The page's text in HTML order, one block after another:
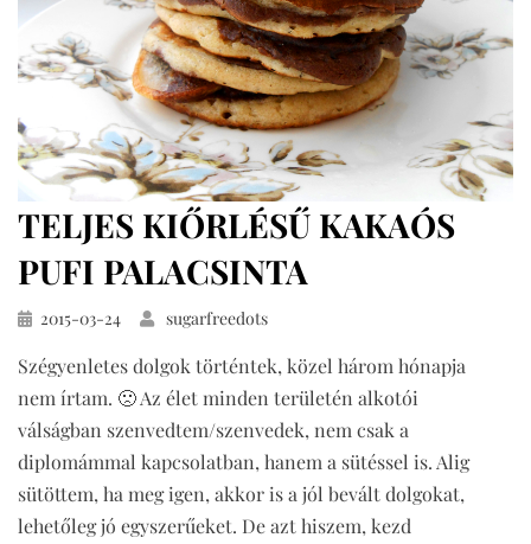
TELJES KIŐRLÉSŰ KAKAÓS
PUFI PALACSINTA
Közzétéve
2015-03-24 sugarfreedots
Szégyenletes dolgok történtek, közel három hónapja
nem írtam. 🙁 Az élet minden területén alkotói
válságban szenvedtem/szenvedek, nem csak a
diplomámmal kapcsolatban, hanem a sütéssel is. Alig
sütöttem, ha meg igen, akkor is a jól bevált dolgokat,
lehetőleg jó egyszerűeket. De azt hiszem, kezd